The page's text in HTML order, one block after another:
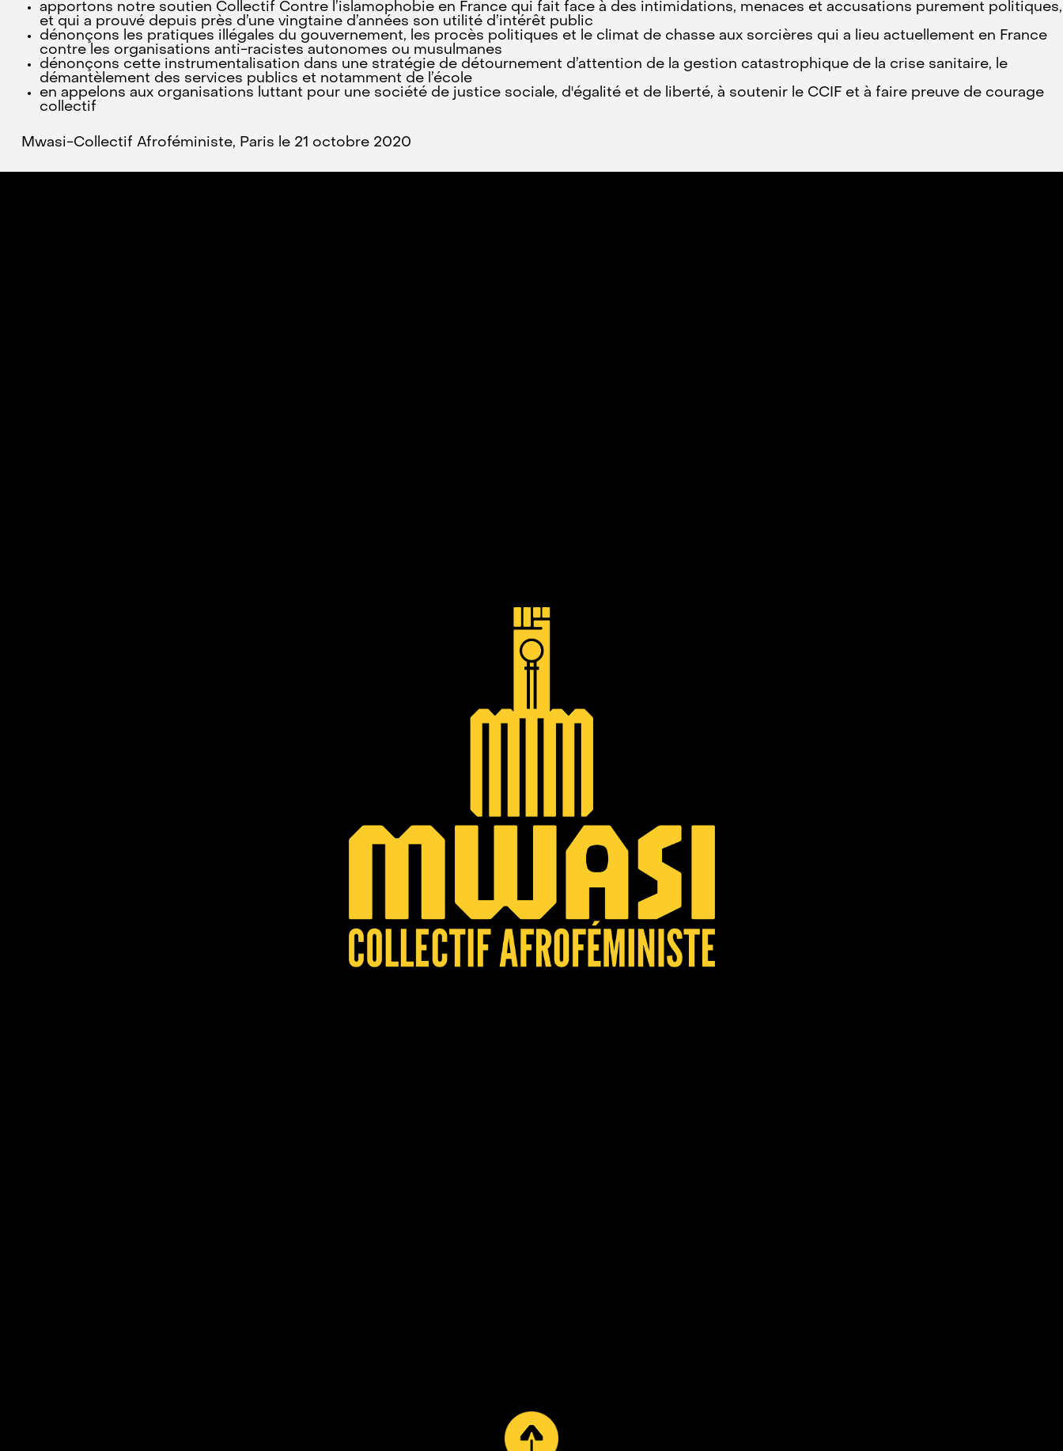
apportons notre soutien Collectif Contre l’islamophobie en France qui fait face à des intimidations, menaces et accusations purement politiques,
et qui a prouvé depuis près d’une vingtaine d’années son utilité d’intérêt public
dénonçons les pratiques illégales du gouvernement, les procès politiques et le climat de chasse aux sorcières qui a lieu actuellement en France
contre les organisations anti-racistes autonomes ou musulmanes
dénonçons cette instrumentalisation dans une stratégie de détournement d’attention de la gestion catastrophique de la crise sanitaire, le
démantèlement des services publics et notamment de l’école
en appelons aux organisations luttant pour une société de justice sociale, d'égalité et de liberté, à soutenir le CCIF et à faire preuve de courage
collectif
Mwasi-Collectif Afroféministe, Paris le 21 octobre 2020